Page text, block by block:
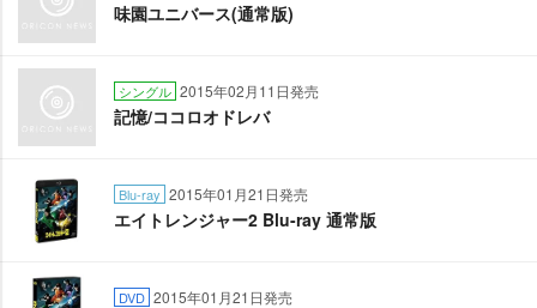
味園ユニバース(通常版)
シングル 2015年02月11日発売
記憶/ココロオドレバ
Blu-ray 2015年01月21日発売
エイトレンジャー2 Blu-ray 通常版
DVD 2015年01月21日発売